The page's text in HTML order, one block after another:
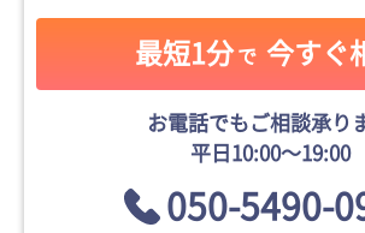
最短1分 で 今すぐ
お電話でもご相談承り
平日10:00〜19:00
050-5490-